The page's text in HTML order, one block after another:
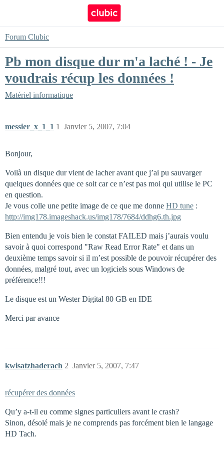
Forum Clubic
Pb mon disque dur m'a laché ! - Je
voudrais récup les données !
Matériel informatique
messier_x_1_1 Janvier 5, 2007, 7:04
1
Bonjour,
Voilà un disque dur vient de lacher avant que j’ai pu sauvarger
quelques données que ce soit car ce n’est pas moi qui utilise le PC
en question.
Je vous colle une petite image de ce que me donne HD tune :
http://img178.imageshack.us/img178/7684/ddhg6.th.jpg
Bien entendu je vois bien le constat FAILED mais j’aurais voulu
savoir à quoi correspond "Raw Read Error Rate" et dans un
deuxième temps savoir si il m’est possible de pouvoir récupérer des
données, malgré tout, avec un logiciels sous Windows de
préférence!!!
Le disque est un Wester Digital 80 GB en IDE
Merci par avance
kwisatzhaderach Janvier 5, 2007, 7:47
2
récupérer des données
Qu’y a-t-il eu comme signes particuliers avant le crash?
Sinon, désolé mais je ne comprends pas forcément bien le langage
HD Tach.